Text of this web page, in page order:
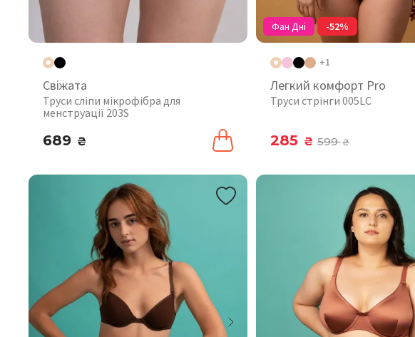
Свіжата
Труси сліпи мікрофібра для
менструації 203S
689 ₴
Фан Дні -52%
+1
Легкий комфорт Pro
Труси стрінги 005LC
285 ₴ 599₴